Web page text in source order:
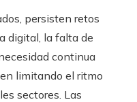
persisten retos
digital, la falta de
continua
limitando el ritmo
sectores. Las